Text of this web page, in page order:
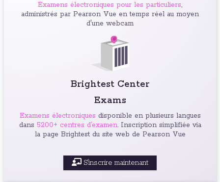
Examens électroniques pour les particuliers,
administrés par Pearson Vue en temps réel au moyen
d'une webcam
Brightest Center
Exams
Examens électroniques disponible en plusieurs langues
dans 5200+ centres d’examen. Inscription simplifiée via
la page Brightest du site web de Pearson Vue
S'inscrire maintenant